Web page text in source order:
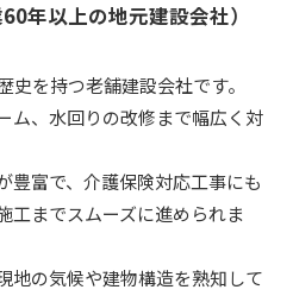
年以上の地元建設会社）
を持つ老舗建設会社です。
ム、水回りの改修まで幅広く対
豊富で、介護保険対応工事にも
工までスムーズに進められま
地の気候や建物構造を熟知して